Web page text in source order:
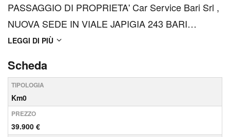
PASSAGGIO DI PROPRIETA' Car Service Bari Srl ,
NUOVA SEDE IN VIALE JAPIGIA 243 BARI
0805351075 - Le informazioni contenute nel sito
volte possono contenere errori e omissioni. Si
declina quindi ogni responsabilit�...
LEGGI DI PIÙ
Scheda
TIPOLOGIA
Km0
PREZZO
39.900 €